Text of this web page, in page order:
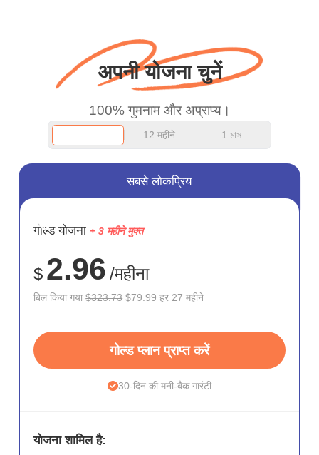
अपनी योजना चुनें
100% गुमनाम और अप्राप्य।
12 महीने 1 মাস
सहेजें
75%
सबसे लोकप्रिय
गोल्ड योजना + 3 महीने मुक्त
$ 2.96 /महीना
बिल किया गया$323.73 $79.99 हर 27 महीने
गोल्ड प्लान प्राप्त करें
30-दिन की मनी-बैक गारंटी
योजना शामिल है: